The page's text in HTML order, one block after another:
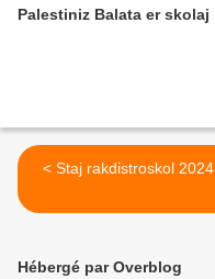
Palestiniz Balata er skolaj
< Staj rakdistroskol 2024
Hébergé par Overblog